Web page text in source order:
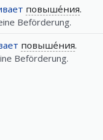
повыше́ния.
Beförderung.
повыше́ния.
Beförderung.